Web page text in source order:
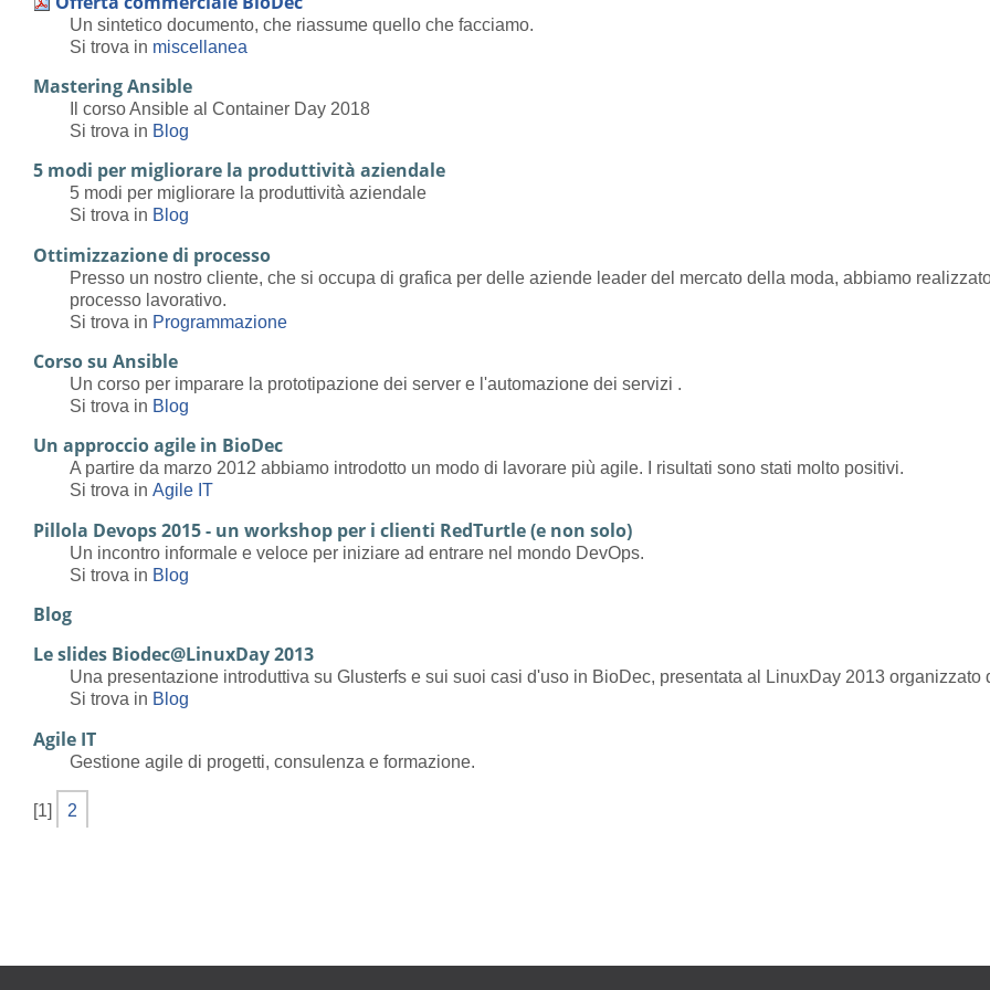
Un sintetico documento, che riassume quello che facciamo.
Si trova in miscellanea
Mastering Ansible
Il corso Ansible al Container Day 2018
Si trova in Blog
5 modi per migliorare la produttività aziendale
5 modi per migliorare la produttività aziendale
Si trova in Blog
Ottimizzazione di processo
Presso un nostro cliente, che si occupa di grafica per delle aziende leader del mercato della moda, abbiamo
processo lavorativo.
Si trova in Programmazione
Corso su Ansible
Un corso per imparare la prototipazione dei server e l'automazione dei servizi .
Si trova in Blog
Un approccio agile in BioDec
A partire da marzo 2012 abbiamo introdotto un modo di lavorare più agile. I risultati sono stati molto positivi.
Si trova in Agile IT
Pillola Devops 2015 - un workshop per i clienti RedTurtle (e non solo)
Un incontro informale e veloce per iniziare ad entrare nel mondo DevOps.
Si trova in Blog
Blog
Le slides Biodec@LinuxDay 2013
Una presentazione introduttiva su Glusterfs e sui suoi casi d'uso in BioDec, presentata al LinuxDay 2013 organizzato
Si trova in Blog
Agile IT
Gestione agile di progetti, consulenza e formazione.
[1] 2